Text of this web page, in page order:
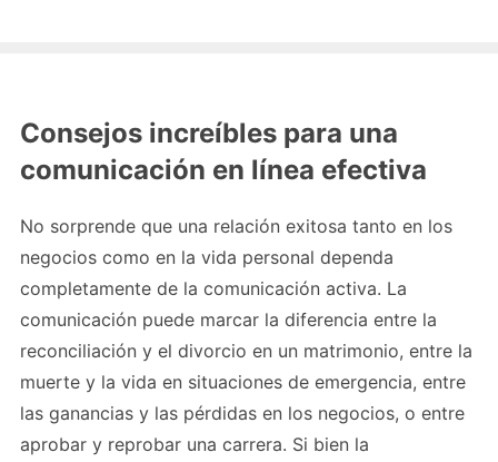
Consejos increíbles para una
comunicación en línea efectiva
No sorprende que una relación exitosa tanto en los
negocios como en la vida personal dependa
completamente de la comunicación activa. La
comunicación puede marcar la diferencia entre la
reconciliación y el divorcio en un matrimonio, entre la
muerte y la vida en situaciones de emergencia, entre
las ganancias y las pérdidas en los negocios, o entre
aprobar y reprobar una carrera. Si bien la